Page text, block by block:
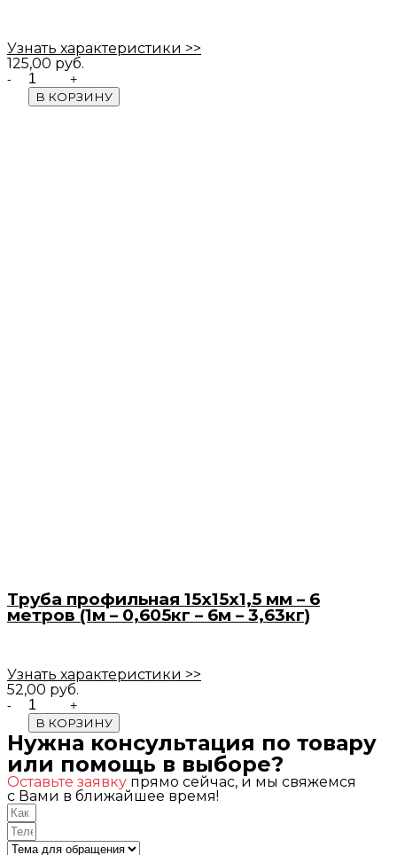
Узнать характеристики >>
125,00 руб.
Quantity
В КОРЗИНУ
Труба профильная 15х15х1,5 мм – 6
метров (1м – 0,605кг – 6м – 3,63кг)
Узнать характеристики >>
52,00 руб.
Quantity
В КОРЗИНУ
Нужна консультация по товару
или помощь в выборе?
Оставьте заявку прямо сейчас, и мы свяжемся
с Вами в ближайшее время!